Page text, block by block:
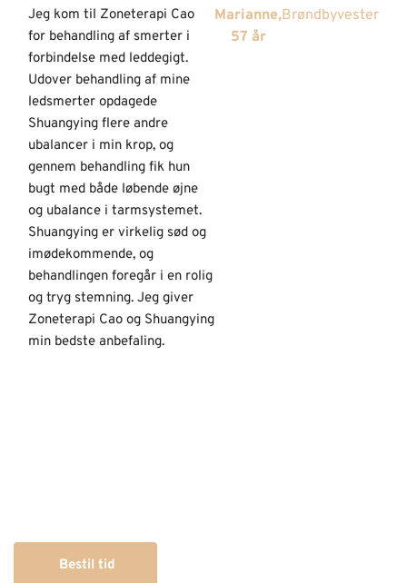
Jeg kom til Zoneterapi Cao
for behandling af smerter i
forbindelse med leddegigt.
Udover behandling af mine
ledsmerter opdagede
Shuangying flere andre
ubalancer i min krop, og
gennem behandling fik hun
bugt med både løbende øjne
og ubalance i tarmsystemet.
Shuangying er virkelig sød og
imødekommende, og
behandlingen foregår i en rolig
og tryg stemning. Jeg giver
Zoneterapi Cao og Shuangying
min bedste anbefaling.
Marianne,
57 år
Brøndbyvester
Bestil tid